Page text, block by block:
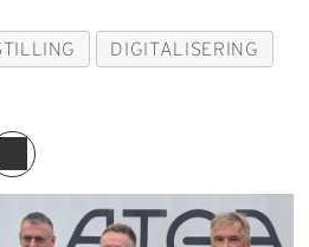
DIGITALISERING